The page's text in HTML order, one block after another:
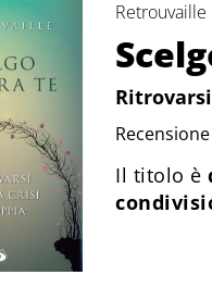
Retrouvaille
Il titolo è